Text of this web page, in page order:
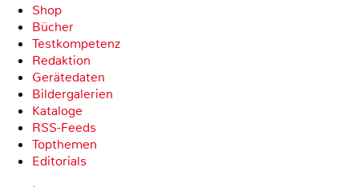
Shop
Bücher
Testkompetenz
Redaktion
Gerätedaten
Bildergalerien
Kataloge
RSS-Feeds
Topthemen
Editorials